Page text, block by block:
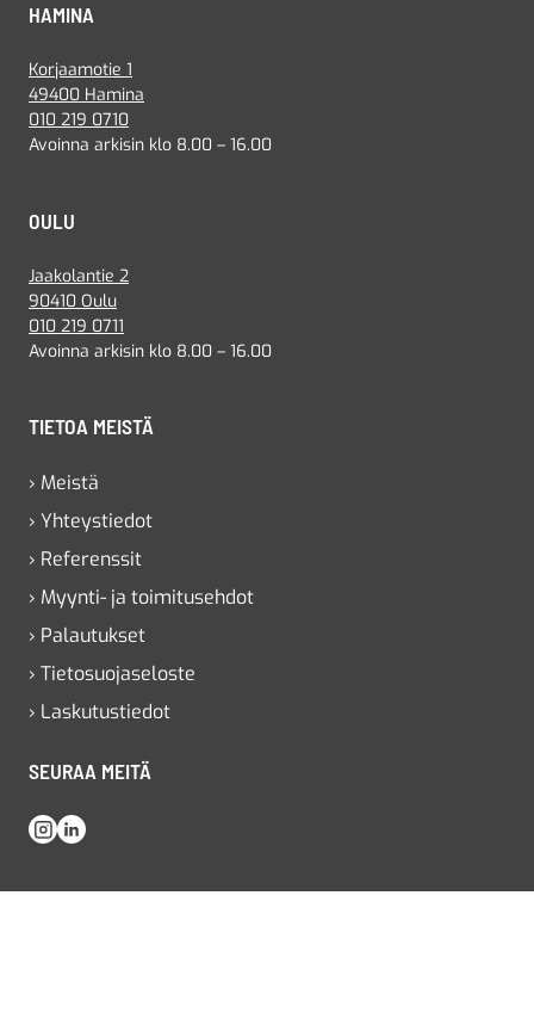
HAMINA
Korjaamotie 1
49400 Hamina
010 219 0710
Avoinna arkisin klo 8.00 – 16.00
OULU
Jaakolantie 2
90410 Oulu
010 219 0711
Avoinna arkisin klo 8.00 – 16.00
TIETOA MEISTÄ
› Meistä
› Yhteystiedot
› Referenssit
› Myynti- ja toimitusehdot
› Palautukset
› Tietosuojaseloste
› Laskutustiedot
SEURAA MEITÄ
Instagram
LinkedIn